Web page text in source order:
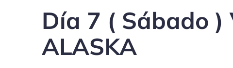
Día 7 ( Sábado )
ALASKA